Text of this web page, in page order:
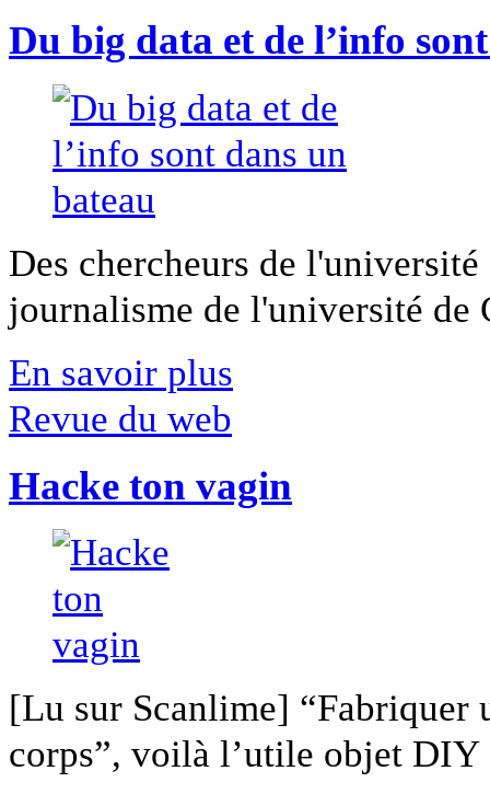
Du big data et de l’info
Des chercheurs de
journalisme de l'université
En savoir plus
Revue du web
Hacke ton vagin
[Lu sur Scanlime] “Fabriquer
corps”, voilà l’utile objet